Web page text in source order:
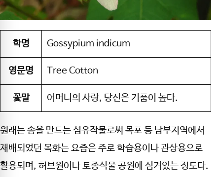
학명 Gossypium indicum
영문명 Tree Cotton
꽃말 어머니의 사랑, 당신은 기품이 높다.
원래는 솜을 만드는 섬유작물로써 목포 등 남부지역에서
재배되었던 목화는 요즘은 주로 학습용이나 관상용으로
활용되며, 허브원이나 토종식물 공원에 심겨있는 정도다.